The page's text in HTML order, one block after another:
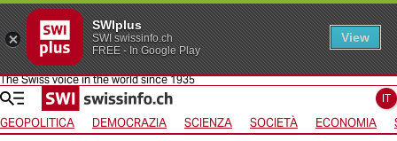
SWIplus
SWI swissinfo.ch
FREE - In Google Play
View
Vai alla homepage
Vai alla navigazione
Vai alla navigazione orizzontale
Vai alla selezione della lingua
Vai al contenuto
The Swiss voice in the world since 1935
IT
GEOPOLITICA DEMOCRAZIA SCIENZA SOCIETÀ ECONOMIA